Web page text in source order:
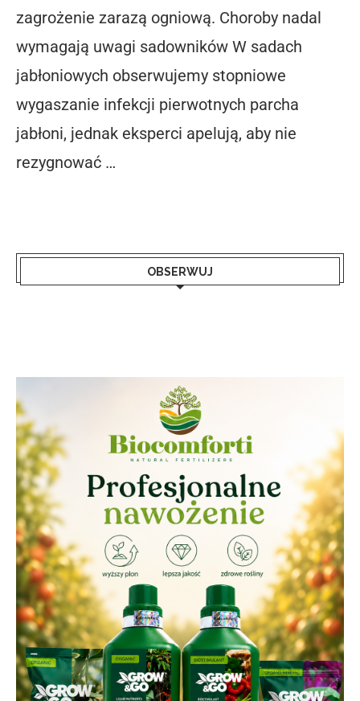
zagrożenie zarazą ogniową. Choroby nadal
wymagają uwagi sadowników W sadach
jabłoniowych obserwujemy stopniowe
wygaszanie infekcji pierwotnych parcha
jabłoni, jednak eksperci apelują, aby nie
rezygnować …
OBSERWUJ